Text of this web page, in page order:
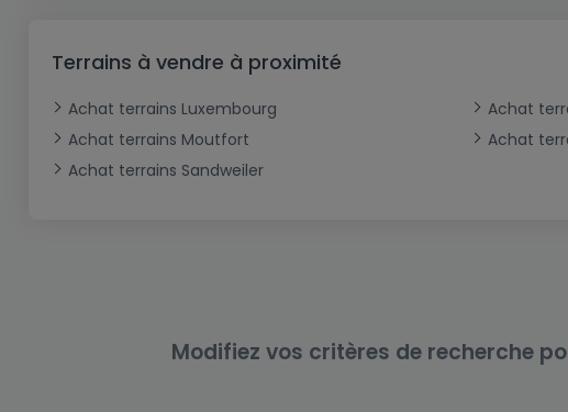
Château
Corps de ferme
Châlet
Triplex
Mansarde
Rez-de-chaussée
Terrain non constructible
Garage - Parking
Garage fermé
Bureau
Local commercial
Fonds de Commerce
Terrains à vendre à proximité
Achat terrains Luxembourg
Achat
Achat terrains Moutfort
Achat
Achat terrains Sandweiler
Modifiez vos critères de recherche